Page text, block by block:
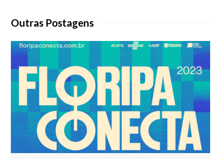
Outras Postagens